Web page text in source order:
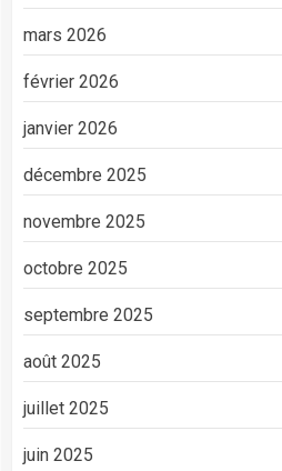
mars 2026
février 2026
janvier 2026
décembre 2025
novembre 2025
octobre 2025
septembre 2025
août 2025
juillet 2025
juin 2025